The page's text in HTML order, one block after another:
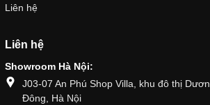
Liên hệ
Liên hệ
Showroom Hà Nội:
J03-07 An Phú Shop Villa, khu đô thị
Đông, Hà Nội